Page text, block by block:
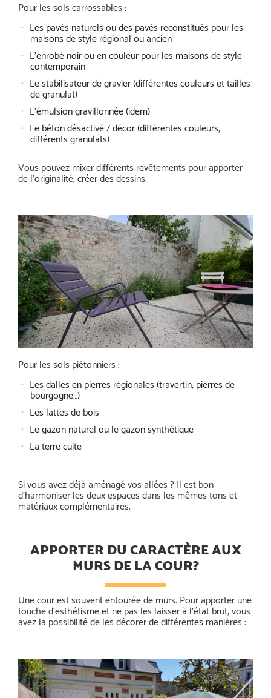
Pour les sols carrossables :
Les pavés naturels ou des pavés reconstitués pour les
maisons de style régional ou ancien
L’enrobé noir ou en couleur pour les maisons de style
contemporain
Le stabilisateur de gravier (différentes couleurs et tailles
de granulat)
L’émulsion gravillonnée (idem)
Le béton désactivé / décor (différentes couleurs,
différents granulats)
Vous pouvez mixer différents revêtements pour apporter
de l’originalité, créer des dessins.
Pour les sols piétonniers :
Les dalles en pierres régionales (travertin, pierres de
bourgogne…)
Les lattes de bois
Le gazon naturel ou le gazon synthétique
La terre cuite
Si vous avez déjà aménagé vos allées ? Il est bon
d’harmoniser les deux espaces dans les mêmes tons et
matériaux complémentaires.
APPORTER DU CARACTÈRE AUX
MURS DE LA COUR?
Une cour est souvent entourée de murs. Pour apporter une
touche d’esthétisme et ne pas les laisser à l’état brut, vous
avez la possibilité de les décorer de différentes manières :